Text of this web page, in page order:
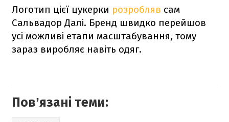
Логотип цієї цукерки розробляв сам
Сальвадор Далі. Бренд швидко перейшов
усі можливі етапи масштабування, тому
зараз виробляє навіть одяг.
Повʼязані теми: